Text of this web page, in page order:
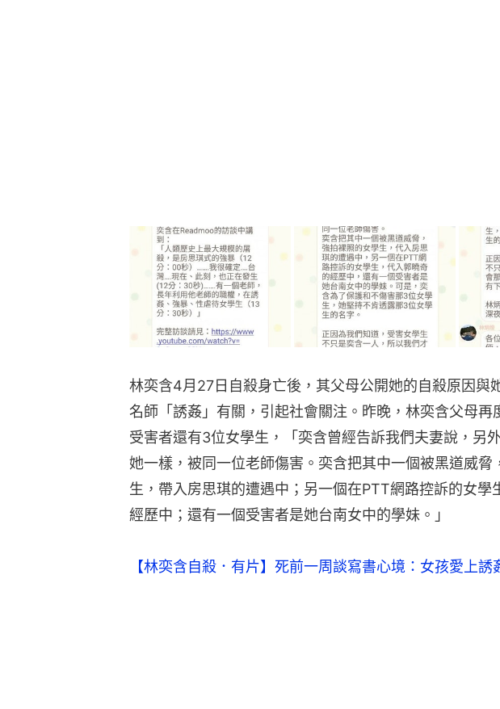
林奕含4月27日自殺身亡後，其父母公開她的自殺原因與
名師「誘姦」有關，引起社會關注。昨晚，林奕含父母再
受害者還有3位女學生，「奕含曾經告訴我們夫妻說，另
她一樣，被同一位老師傷害。奕含把其中一個被黑道威脅
生，帶入房思琪的遭遇中；另一個在PTT網路控訴的女學
經歷中；還有一個受害者是她台南女中的學妹。」
【林奕含自殺．有片】死前一周談寫書心境：女孩愛上誘